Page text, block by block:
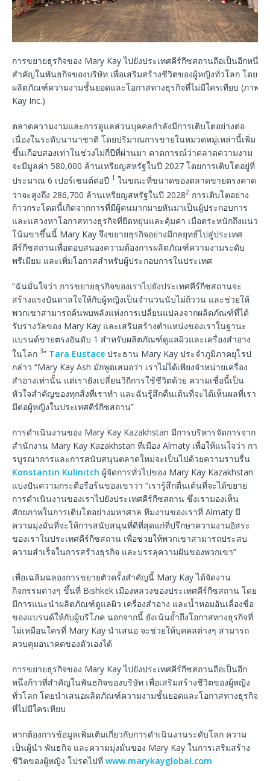
การขยายธุรกิจของ Mary Kay ไปยังประเทศคีร์กีซสถานถือเป็นอีกหนึ่งก้
สำคัญในพันธกิจของบริษัท เพื่อเสริมสร้างชีวิตของผู้หญิงทั่วโลก โดยนำ
ผลิตภัณฑ์ความงามชั้นยอดและโอกาสทางธุรกิจที่ไม่มีใครเทียบ (ภาพถ่า
Kay Inc.)
ตลาดความงามและการดูแลส่วนบุคคลกำลังมีการเติบโตอย่างต่อ
เนื่องในระดับนานาชาติ โดยปริมาณการขายในหมวดหมู่เหล่านี้เพิ่ม
ขึ้นเกือบสองเท่าในช่วงไม่กี่ปีที่ผ่านมา คาดการณ์ว่าตลาดความงาม
จะมีมูลค่า 580,000 ล้านเหรียญสหรัฐในปี 2027 โดยการเติบโตอยู่ที่
ประมาณ 6 เปอร์เซนต์ต่อปี 1 ในขณะที่ขนาดของตลาดขายตรงคาด
ว่าจะสูงถึง 286,700 ล้านเหรียญสหรัฐในปี 20282 การเติบโตอย่าง
ก้าวกระโดดนี้เกิดจากการที่มีผู้คนมากมายหันมาเป็นผู้ประกอบการ
และแสวงหาโอกาสทางธุรกิจที่ยืดหยุ่นและคุ้มค่า เมื่อตระหนักถึงแนว
โน้มขาขึ้นนี้ Mary Kay จึงขยายธุรกิจอย่างมีกลยุทธ์ไปสู่ประเทศ
คีร์กีซสถานเพื่อตอบสนองความต้องการผลิตภัณฑ์ความงามระดับ
พรีเมียม และเพิ่มโอกาสสำหรับผู้ประกอบการในประเทศ
“ฉันมั่นใจว่า การขยายธุรกิจของเราไปยังประเทศคีร์กีซสถานจะ
สร้างแรงบันดาลใจให้กับผู้หญิงเป็นจำนวนนับไม่ถ้ววน และช่วยให้
พวกเขาสามารถค้นพบพลังแห่งการเปลี่ยนแปลงจากผลิตภัณฑ์ที่ได้
รับรางวัลของ Mary Kay และเสริมสร้างตำแหน่งของเราในฐานะ
แบรนด์ขายตรงอันดับ 1 สำหรับผลิตภัณฑ์ดูแลผิวและเครื่องสำอาง
ในโลก 3” Tara Eustace ประธาน Mary Kay ประจำภูมิภาคยุโรป
กล่าว “Mary Kay Ash มักพูดเสมอว่า เราไม่ได้เพียงจำหน่ายเครื่อง
สำอางเท่านั้น แต่เรายังเปลี่ยนวิถีการใช้ชีวิตด้วย ความเชื่อนี้เป็น
หัวใจสำคัญของทุกสิ่งที่เราทำ และฉันรู้สึกตื่นเต้นที่จะได้เห็นผลที่เรา
มีต่อผู้หญิงในประเทศคีร์กีซสถาน”
การดำเนินงานของ Mary Kay Kazakhstan มีการบริหารจัดการจาก
สำนักงาน Mary Kay Kazakhstan ที่เมือง Almaty เพื่อให้แน่ใจว่า กา
รบูรณาการและการสนับสนุนตลาดใหม่จะเป็นไปด้วยความราบรื่น
Konstantin Kulinitch ผู้จัดการทั่วไปของ Mary Kay Kazakhstan
แบ่งปันความกระตือรือร้นของเขาว่า “เรารู้สึกตื่นเต้นที่จะได้ขยาย
การดำเนินงานของเราไปยังประเทศคีร์กีซสถาน ซึ่งเรามองเห็น
ศักยภาพในการเติบโตอย่างมหาศาล ทีมงานของเราที่ Almaty มี
ความมุ่งมั่นที่จะให้การสนับสนุนที่ดีที่สุดแก่ที่ปรึกษาความงามอิสระ
ของเราในประเทศคีร์กีซสถาน เพื่อช่วยให้พวกเขาสามารถประสบ
ความสำเร็จในการสร้างธุรกิจ และบรรลุความฝันของพวกเขา”
เพื่อเฉลิมฉลองการขยายตัวครั้งสำคัญนี้ Mary Kay ได้จัดงาน
กิจกรรมต่างๆ ขึ้นที่ Bishkek เมืองหลวงของประเทศคีร์กีซสถาน โดย
มีการแนะนำผลิตภัณฑ์ดูแลผิว เครื่องสำอาง และน้ำหอมอันเลื่องชื่อ
ของแบรนด์ให้กับผู้บริโภค นอกจากนี้ ยังเน้นย้ำถึงโอกาสทางธุรกิจที่
ไม่เหมือนใครที่ Mary Kay นำเสนอ จะช่วยให้บุคคลต่างๆ สามารถ
ควบคุมอนาคตของตัวเองได้
การขยายธุรกิจของ Mary Kay ไปยังประเทศคีร์กีซสถานถือเป็นอีก
หนึ่งก้าวที่สำคัญในพันธกิจของบริษัท เพื่อเสริมสร้างชีวิตของผู้หญิง
ทั่วโลก โดยนำเสนอผลิตภัณฑ์ความงามชั้นยอดและโอกาสทางธุรกิจ
ที่ไม่มีใครเทียบ
หากต้องการข้อมูลเพิ่มเติมเกี่ยวกับการดำเนินงานระดับโลก ความ
เป็นผู้นำ พันธกิจ และความมุ่งมั่นของ Mary Kay ในการเสริมสร้าง
ชีวิตของผู้หญิง โปรดไปที่ www.marykayglobal.com